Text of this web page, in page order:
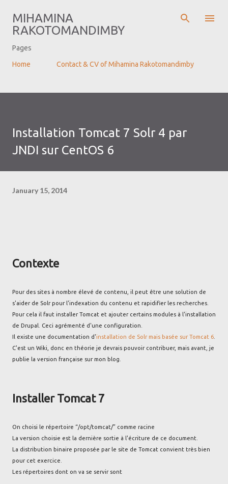
MIHAMINA
RAKOTOMANDIMBY
Pages
Home
Contact & CV of Mihamina Rakotomandimby
Installation Tomcat 7 Solr 4 par
JNDI sur CentOS 6
January 15, 2014
Contexte
Pour des sites à nombre élevé de contenu, il peut être une solution de
s'aider de Solr pour l'indexation du contenu et rapidifier les recherches.
Pour cela il faut installer Tomcat et ajouter certains modules à l'installation
de Drupal. Ceci agrémenté d'une configuration.
Il existe une documentation d'installation de Solr mais basée sur Tomcat 6
C'est un Wiki, donc en théorie je devrais pouvoir contribuer, mais avant, je
publie la version française sur mon blog.
Installer Tomcat 7
On choisi le répertoire “/opt/tomcat/” comme racine
La version choisie est la dernière sortie à l'écriture de ce document.
La distribution binaire proposée par le site de Tomcat convient très bien
pour cet exercice.
Les répertoires dont on va se servir sont